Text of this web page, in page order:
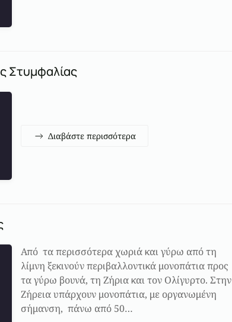
Στυμφαλίας
Διαβάστε περισσότερα
Από τα περισσότερα χωριά και γύρω από τη
λίμνη ξεκινούν περιβαλλοντικά μονοπάτια προς
τα γύρω βουνά, τη Ζήρια και τον Ολίγυρτο. Στην
Ζήρεια υπάρχουν μονοπάτια, με οργανωμένη
σήμανση, πάνω από 50…